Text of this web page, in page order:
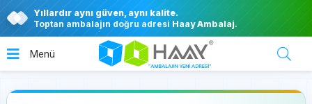
Yıllardır aynı güven, aynı kalite.
Toptan ambalajın doğru adresi Haay Ambalaj.